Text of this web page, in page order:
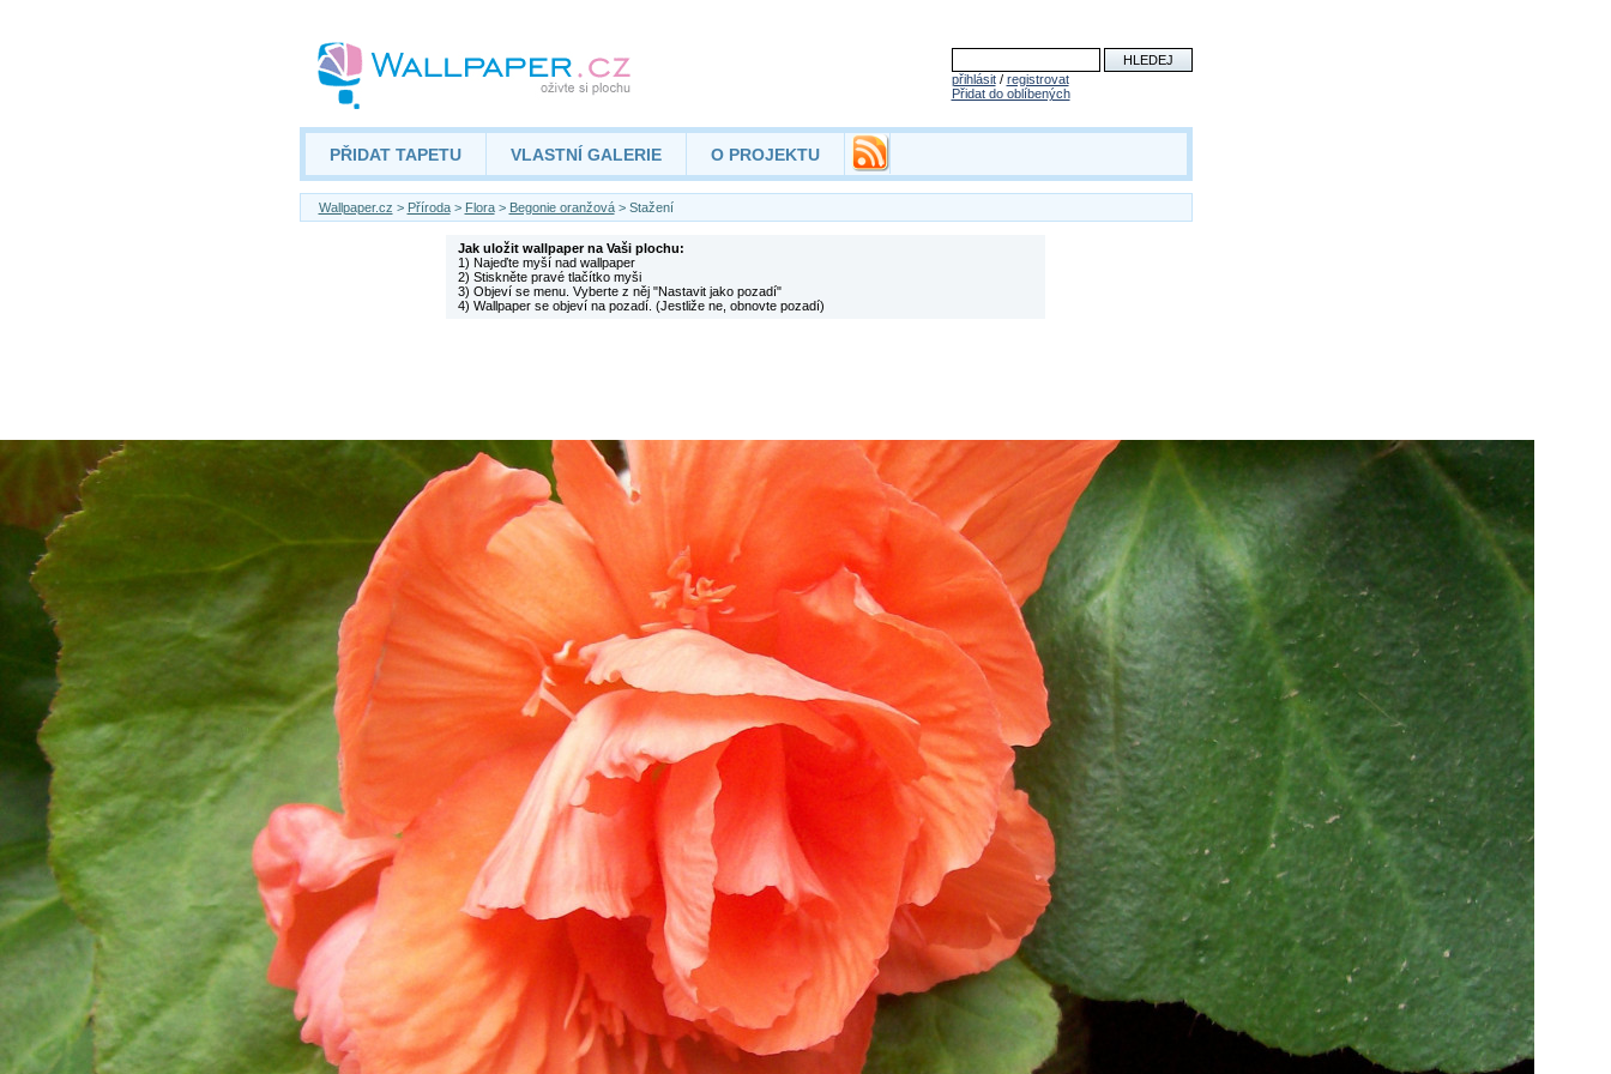
přihlásit/ registrovat
Přidat do oblíbených
PŘIDAT TAPETU VLASTNÍ GALERIE O PROJEKTU
Wallpaper.cz > Příroda> Flora> Begonie oranžová> Stažení
Jak uložit wallpaper na Vaši plochu:
1) Najeďte myší nad wallpaper
2) Stiskněte pravé tlačítko myši
3) Objeví se menu. Vyberte z něj "Nastavit jako pozadí"
4) Wallpaper se objeví na pozadí. (Jestliže ne, obnovte pozadí)